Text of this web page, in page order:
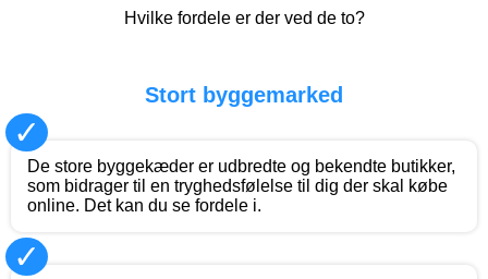
Hvilke fordele er der ved de to?
Stort byggemarked
✓
De store byggekæder er udbredte og bekendte butikker,
som bidrager til en tryghedsfølelse til dig der skal købe
online. Det kan du se fordele i.
✓